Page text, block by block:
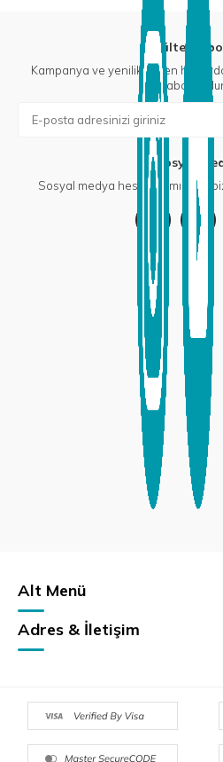
E-Bülten
Kampanya ve yeniliklerden
abone
Sosyal
Sosyal medya hesaplarımızdan
Alt Menü
Adres & İletişim